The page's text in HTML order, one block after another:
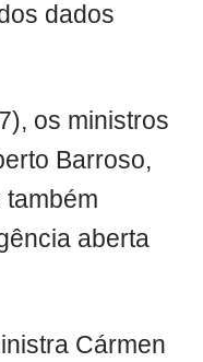
dados
os ministros
Barroso,
também
aberta
Cármen